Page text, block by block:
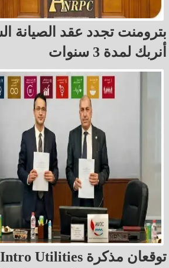
بترومنت تجدد عقد الصيانة
أنربك لمدة 3 سنوات